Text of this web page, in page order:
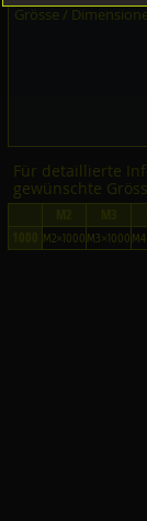
Grösse /
Für detaillierte
gewünschte
M2×1000 M3×1000